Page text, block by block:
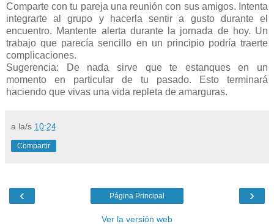
Comparte con tu pareja una reunión con sus amigos. Intenta
integrarte al grupo y hacerla sentir a gusto durante el
encuentro. Mantente alerta durante la jornada de hoy. Un
trabajo que parecía sencillo en un principio podría traerte
complicaciones.
Sugerencia: De nada sirve que te estanques en un
momento en particular de tu pasado. Esto terminará
haciendo que vivas una vida repleta de amarguras.
a la/s 10:24
Compartir
‹ ›
Página Principal
Ver la versión web